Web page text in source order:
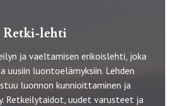
Retki-lehti
ja vaeltamisen erikoislehti, joka
uusiin luontoelämyksiin. Lehden
luonnon kunnioittaminen ja
Retkeilytaidot, uudet varusteet ja